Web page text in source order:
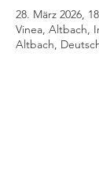
28. März 2026,
Vinea, Altbach,
Altbach,